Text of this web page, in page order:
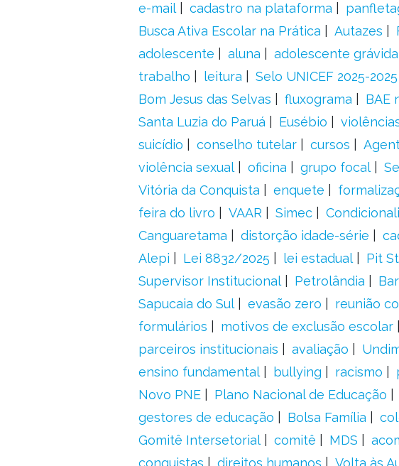
e-mail
cadastro na plataforma
Busca Ativa Escolar na Prática
Autazes
adolescente
aluna adolescente grávida
trabalho
leitura Selo UNICEF 2025-2025
Bom Jesus das Selvas
fluxograma BAE
Santa Luzia do Paruá
Eusébio
suicídio
conselho tutelar cursos
violência sexual
oficina grupo focal
Vitória da Conquista
enquete
feira do livro
VAAR Simec
Canguaretama
distorção idade-série
Alepi
Lei 8832/2025 lei estadual Pit
Supervisor Institucional
Petrolândia
Sapucaia do Sul
evasão zero reunião
formulários
motivos de exclusão escolar
parceiros institucionais
avaliação
ensino fundamental
bullying racismo
Novo PNE
Plano Nacional de Educação
gestores de educação
Bolsa Família
Gomitê Intersetorial
comitê MDS
conquistas
direitos humanos Volta às